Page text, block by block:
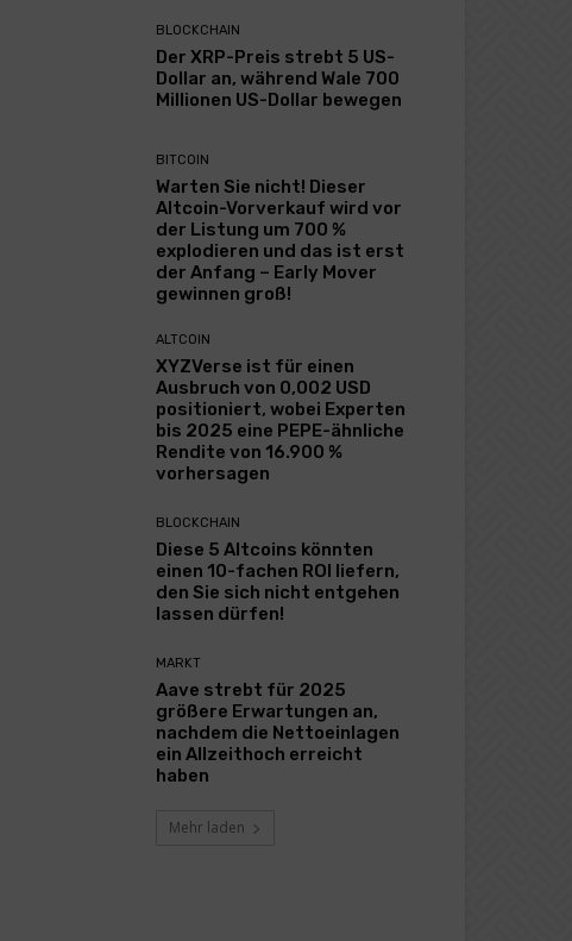
BLOCKCHAIN
Der XRP-Preis strebt 5 US-
Dollar an, während Wale 700
Millionen US-Dollar bewegen
BITCOIN
Warten Sie nicht! Dieser
Altcoin-Vorverkauf wird vor
der Listung um 700 %
explodieren und das ist erst
der Anfang – Early Mover
gewinnen groß!
ALTCOIN
XYZVerse ist für einen
Ausbruch von 0,002 USD
positioniert, wobei Experten
bis 2025 eine PEPE-ähnliche
Rendite von 16.900 %
vorhersagen
BLOCKCHAIN
Diese 5 Altcoins könnten
einen 10-fachen ROI liefern,
den Sie sich nicht entgehen
lassen dürfen!
MARKT
Aave strebt für 2025
größere Erwartungen an,
nachdem die Nettoeinlagen
ein Allzeithoch erreicht
haben
Mehr laden